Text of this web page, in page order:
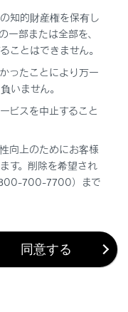
ムで地上デジタルテ
する
知的財産権を保有し
一部または全部を、
ことはできません。
ったことにより万一
いません。
ビスを中止すること
向上のためにお客様
す。削除を希望され
700-7700）まで
同意する